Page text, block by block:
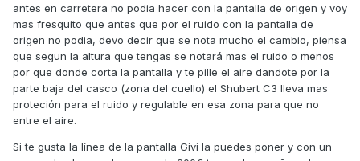
antes en carretera no podia hacer con la pantalla de origen y voy
mas fresquito que antes que por el ruido con la pantalla de
origen no podia, devo decir que se nota mucho el cambio, piensa
que segun la altura que tengas se notará mas el ruido o menos
por que donde corta la pantalla y te pille el aire dandote por la
parte baja del casco (zona del cuello) el Shubert C3 lleva mas
proteción para el ruido y regulable en esa zona para que no
entre el aire.
Si te gusta la línea de la pantalla Givi la puedes poner y con un